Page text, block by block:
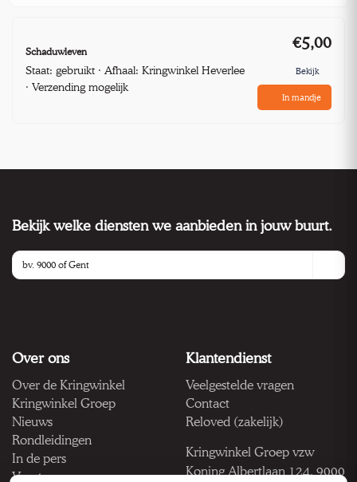
Schaduwleven
Staat: gebruikt · Afhaal: Kringwinkel Heverlee
· Verzending mogelijk
€5,00
Bekijk
In mandje
Bekijk welke diensten we aanbieden in jouw buurt.
Over ons
Over de Kringwinkel
Kringwinkel Groep
Nieuws
Rondleidingen
In de pers
Vacatures
Klantendienst
Veelgestelde vragen
Contact
Reloved (zakelijk)
Kringwinkel Groep vzw
Koning Albertlaan 124, 9000